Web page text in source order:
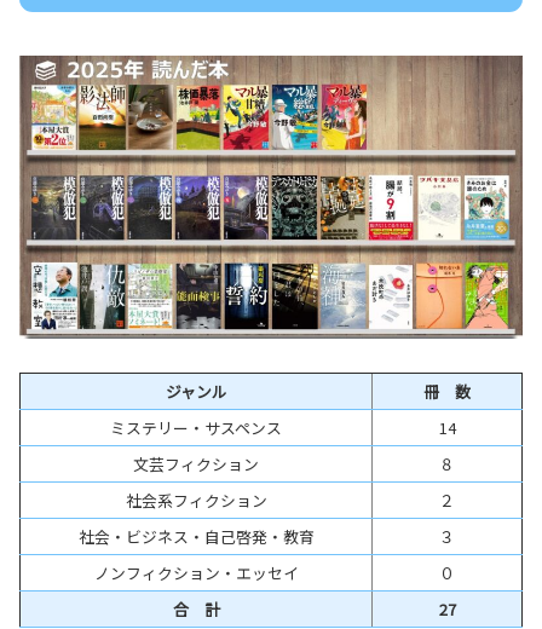
ジャンル
冊 数
ミステリー・サスペンス
14
文芸フィクション
８
社会系フィクション
２
社会・ビジネス・自己啓発・教育
３
ノンフィクション・エッセイ
０
合 計
27